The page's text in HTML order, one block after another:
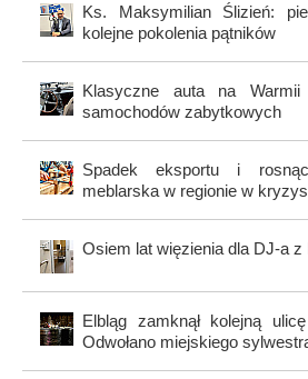
Ks. Maksymilian Ślizień:
kolejne pokolenia pątników
Klasyczne auta na
samochodów zabytkowych
Spadek eksportu i
meblarska w regionie w
Osiem lat więzienia dla DJ-a z
Elbląg zamknął kolejną
Odwołano miejskiego